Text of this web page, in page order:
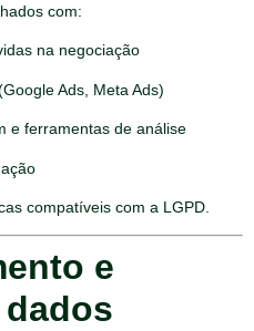
com:
na negociação
Ads, Meta Ads)
e ferramentas de análise
compatíveis com a LGPD.
e